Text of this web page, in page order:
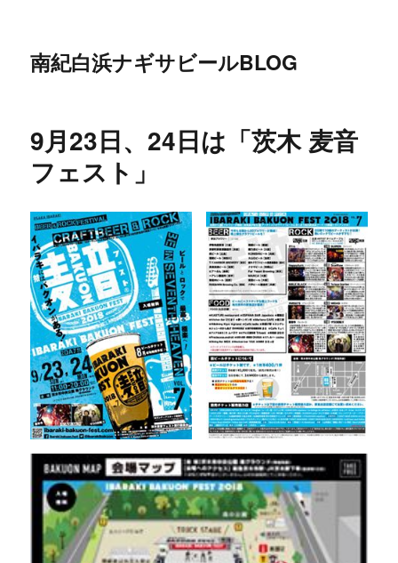
南紀白浜ナギサビールBLOG
9月23日、24日は「茨木 麦音
フェスト」